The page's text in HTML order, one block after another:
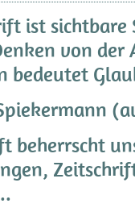
ist
von der
bedeutet
beherrscht